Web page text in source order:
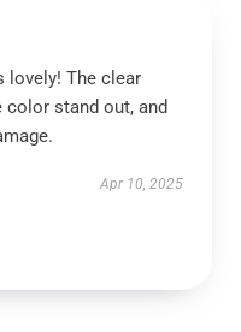
lovely! The clear
stand out, and
Apr 10, 2025